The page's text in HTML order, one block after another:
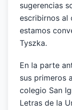
sugerencias
escribirnos al
estamos
Tyszka.
En la parte
sus primeros
colegio San
Letras de la